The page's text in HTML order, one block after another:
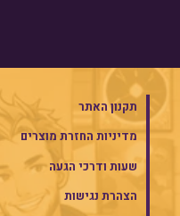
תקנון האתר
מדיניות החזרת מוצרים
שעות ודרכי הגעה
הצהרת נגישות